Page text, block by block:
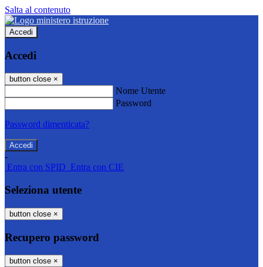
Salta al contenuto
Accedi
Accedi
button close ×
Nome Utente
Password
Password dimenticata?
-
Entra con SPID Entra con CIE
Seleziona utente
button close ×
Recupero password
button close ×